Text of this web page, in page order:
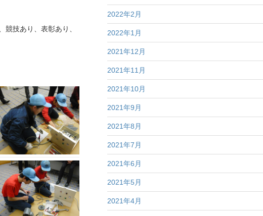
技あり、表彰あり、
2022年2月
2022年1月
2021年12月
2021年11月
2021年10月
2021年9月
2021年8月
2021年7月
2021年6月
2021年5月
2021年4月